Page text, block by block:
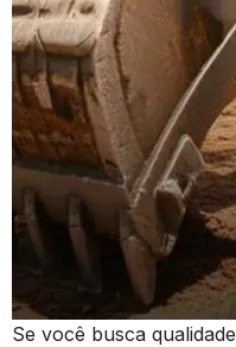
Se você busca